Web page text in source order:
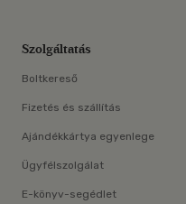
Szolgáltatás
Boltkereső
Fizetés és szállítás
Ajándékkártya egyenlege
Ügyfélszolgálat
E-könyv-segédlet